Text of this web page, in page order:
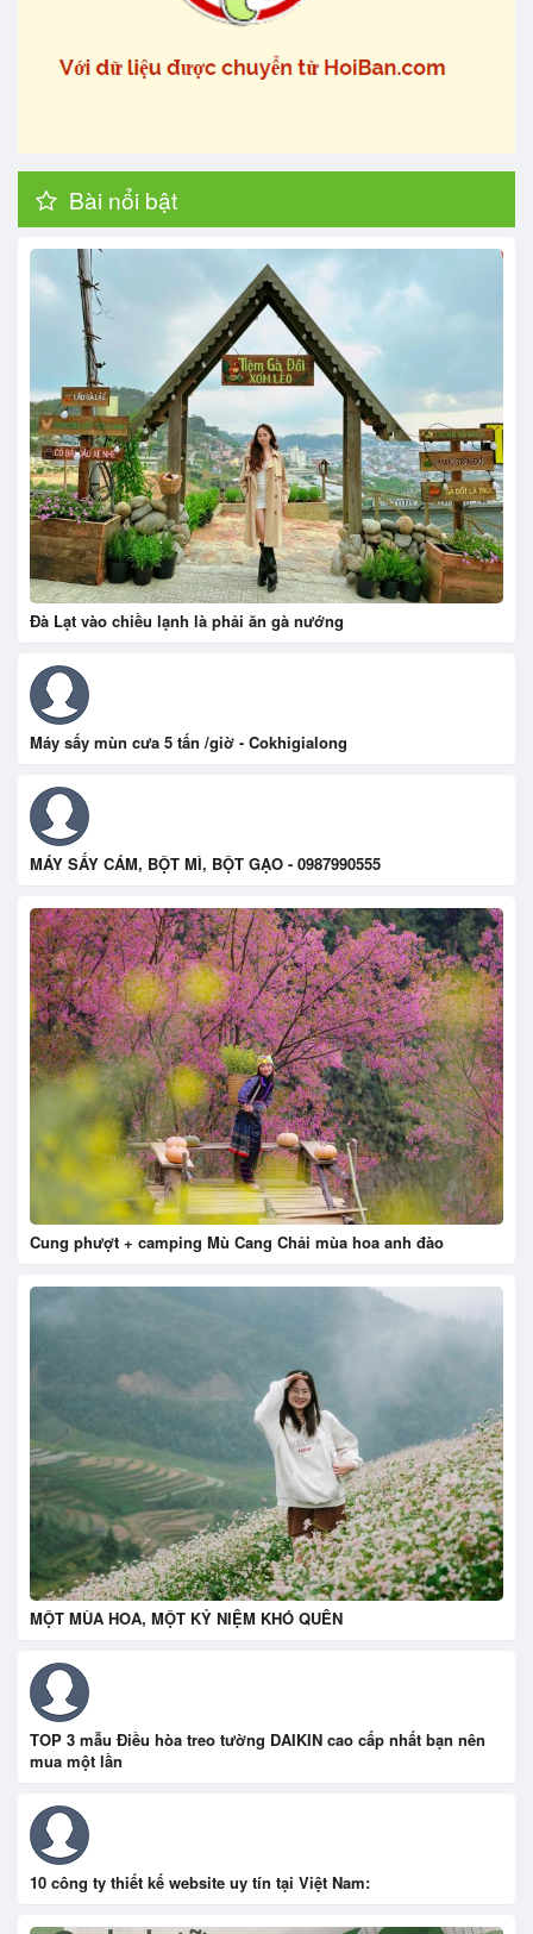
Bài nổi bật
Đà Lạt vào chiều lạnh là phải ăn gà nướng
Máy sấy mùn cưa 5 tấn /giờ - Cokhigialong
MÁY SẤY CÁM, BỘT MÌ, BỘT GẠO - 0987990555
Cung phượt + camping Mù Cang Chải mùa hoa anh đào
MỘT MÙA HOA, MỘT KỶ NIỆM KHÓ QUÊN
TOP 3 mẫu Điều hòa treo tường DAIKIN cao cấp nhất bạn nên
mua một lần
10 công ty thiết kế website uy tín tại Việt Nam: